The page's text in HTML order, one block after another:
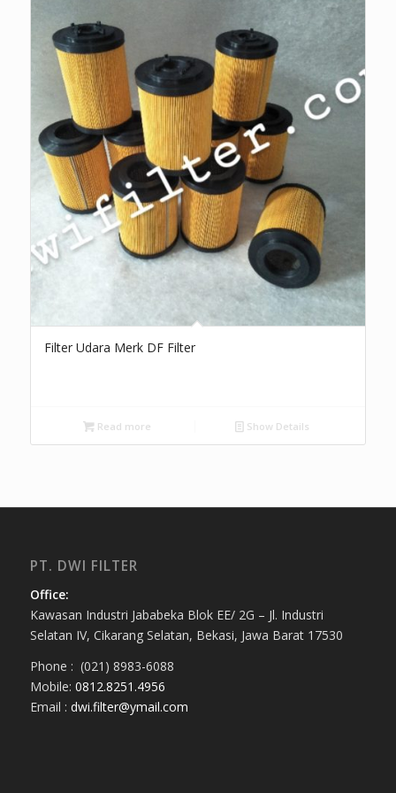
Filter Udara Merk DF Filter
Read more Show Details
PT. DWI FILTER
Office:
Kawasan Industri Jababeka Blok EE/ 2G – Jl. Industri
Selatan IV, Cikarang Selatan, Bekasi, Jawa Barat 17530
Phone : (021) 8983-6088
Mobile: 0812.8251.4956
Email : dwi.filter@ymail.com